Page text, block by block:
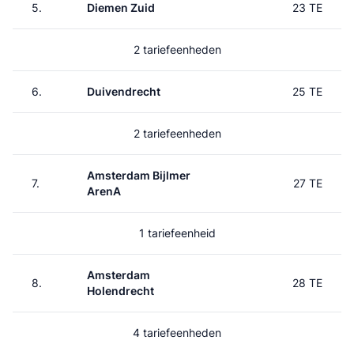
5. Diemen Zuid 23 TE
2 tariefeenheden
6. Duivendrecht 25 TE
2 tariefeenheden
7.
Amsterdam Bijlmer
ArenA
27 TE
1 tariefeenheid
8.
Amsterdam
Holendrecht
28 TE
4 tariefeenheden